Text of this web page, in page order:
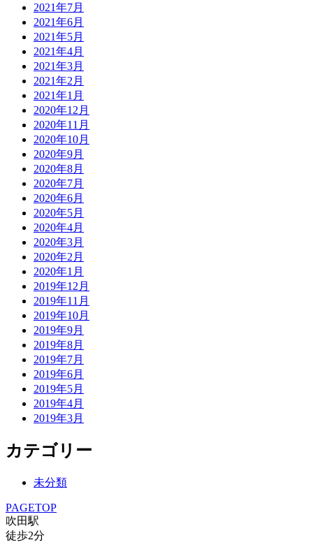
2021年7月
2021年6月
2021年5月
2021年4月
2021年3月
2021年2月
2021年1月
2020年12月
2020年11月
2020年10月
2020年9月
2020年8月
2020年7月
2020年6月
2020年5月
2020年4月
2020年3月
2020年2月
2020年1月
2019年12月
2019年11月
2019年10月
2019年9月
2019年8月
2019年7月
2019年6月
2019年5月
2019年4月
2019年3月
カテゴリー
未分類
PAGETOP
吹田駅
徒歩2分